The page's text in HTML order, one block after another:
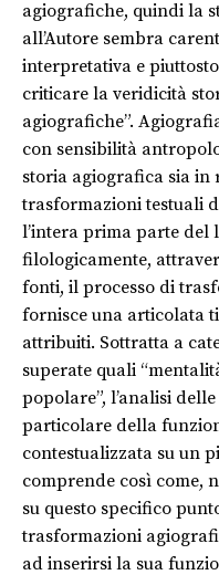
agiografiche, quindi la
all’Autore sembra
interpretativa e
criticare la veridicità
agiografiche”.
con sensibilità
storia agiografica sia in
trasformazioni testuali
l’intera prima parte del
filologicamente,
fonti, il processo di
fornisce una articolata
attribuiti. Sottratta a
superate quali
popolare”, l’analisi
particolare della
contestualizzata su un
comprende così come,
su questo specifico
trasformazioni
ad inserirsi la sua